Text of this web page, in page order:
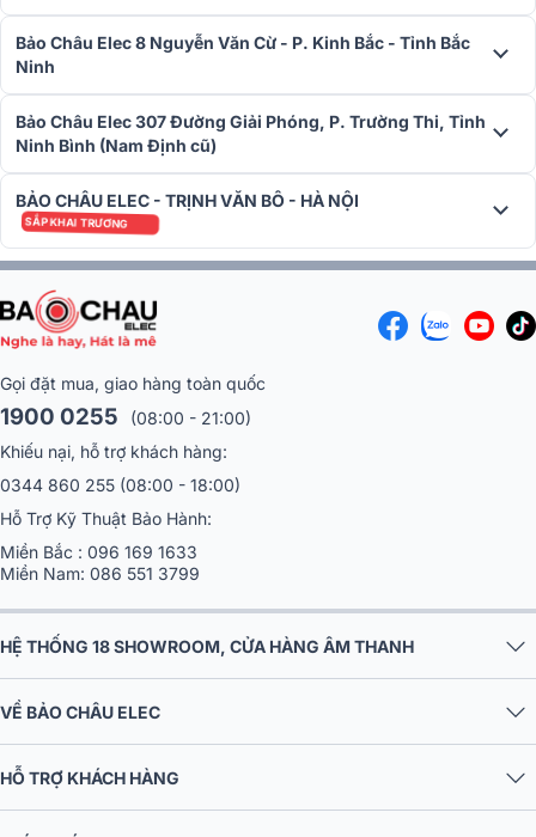
Với những tính năng vượt trội và thiết kế tinh tế,Loa âm trần RCF
MQ 50Cchính là sự lựa chọn hoàn hảo cho các công trình đòi hỏi
hiệu suất âm thanh ổn định và thẩm mỹ cao. Liên hệ
để được tư vấn chi tiết về sản phẩm.
Bảo Châu Elec 8 Nguyễn Văn Cừ - P. Kinh Bắc - Tỉnh Bắc
Ninh
Bảo Châu Elec 307 Đường Giải Phóng, P. Trường Thi, Tỉnh
Ninh Bình (Nam Định cũ)
BẢO CHÂU ELEC - TRỊNH VĂN BÔ - HÀ NỘI
SẮP KHAI TRƯƠNG
Gọi đặt mua, giao hàng toàn quốc
1900 0255
(08:00 - 21:00)
Khiếu nại, hỗ trợ khách hàng:
0344 860 255 (08:00 - 18:00)
Hỗ Trợ Kỹ Thuật Bảo Hành:
Miền Bắc : 096 169 1633
Miền Nam: 086 551 3799
HỆ THỐNG 18 SHOWROOM, CỬA HÀNG ÂM THANH
VỀ BẢO CHÂU ELEC
HỖ TRỢ KHÁCH HÀNG